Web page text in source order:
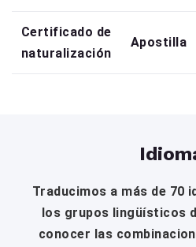
Certificado de
naturalización
Apostilla
Traducimos a más de 70
los grupos lingüísticos
conocer las